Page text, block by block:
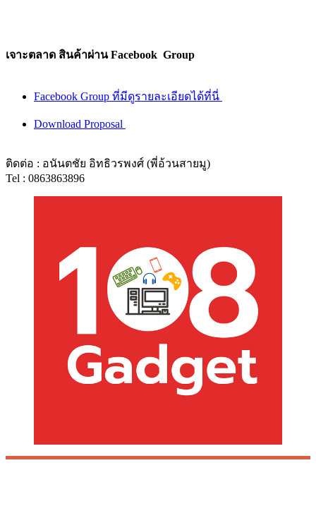
เจาะตลาด สินค้าผ่าน Facebook Group
Facebook Group ที่มีดูรายละเอียดได้ที่นี่
Download Proposal
ติดต่อ : อนันตชัย อิทธิวรพงศ์ (พี่อ้วนสายมู)
Tel : 0863863896